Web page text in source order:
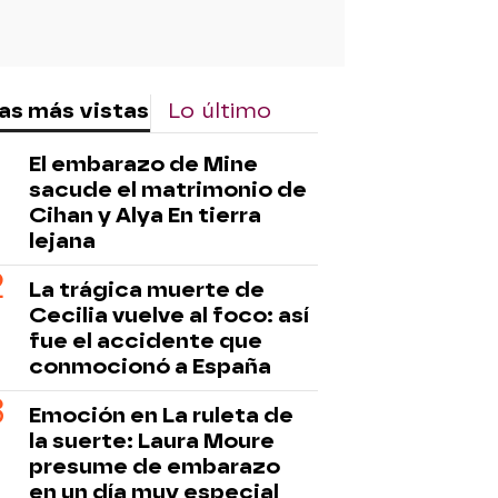
más vistas Lo último
El embarazo de Mine
sacude el matrimonio de
Cihan y Alya En tierra
lejana
La trágica muerte de
Cecilia vuelve al foco: así
fue el accidente que
conmocionó a España
Emoción en La ruleta de
la suerte: Laura Moure
presume de embarazo
en un día muy especial